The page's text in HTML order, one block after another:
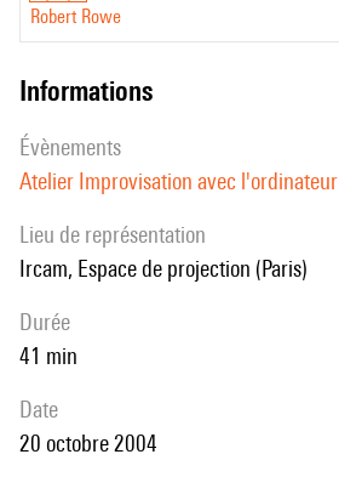
Robert Rowe
informations
évènements
Atelier Improvisation avec l'ordinateur
Lieu de représentation
Ircam, Espace de projection (Paris)
durée
41 min
date
20 octobre 2004